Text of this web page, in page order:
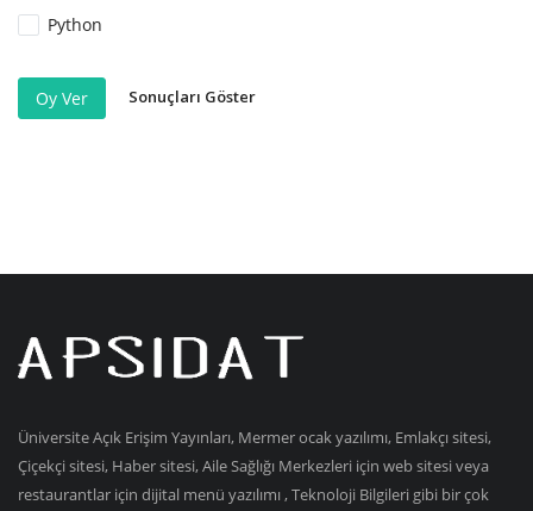
Python
Oy Ver Sonuçları Göster
Üniversite Açık Erişim Yayınları, Mermer ocak yazılımı, Emlakçı sitesi,
Çiçekçi sitesi, Haber sitesi, Aile Sağlığı Merkezleri için web sitesi veya
restaurantlar için dijital menü yazılımı , Teknoloji Bilgileri gibi bir çok